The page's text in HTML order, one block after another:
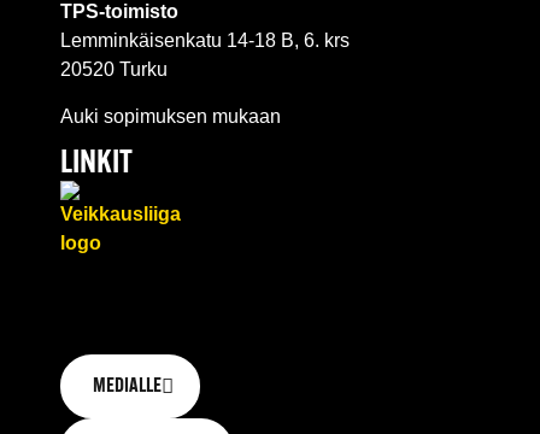
TPS-toimisto
Lemminkäisenkatu 14-18 B, 6. krs
20520 Turku
Auki sopimuksen mukaan
LINKIT
MEDIALLE